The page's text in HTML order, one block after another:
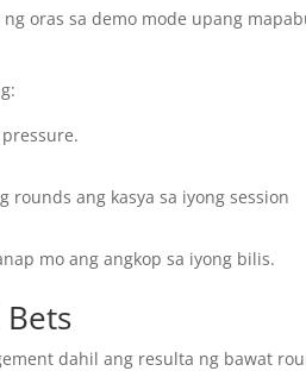
oras sa demo mode upang
ang kasya sa iyong session
mo ang angkop sa iyong bilis.
dahil ang resulta ng bawat